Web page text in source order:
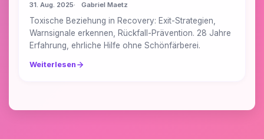
31. Aug. 2025 Gabriel Maetz
Toxische Beziehung in Recovery: Exit-Strategien,
Warnsignale erkennen, Rückfall-Prävention. 28 Jahre
Erfahrung, ehrliche Hilfe ohne Schönfärberei.
Weiterlesen